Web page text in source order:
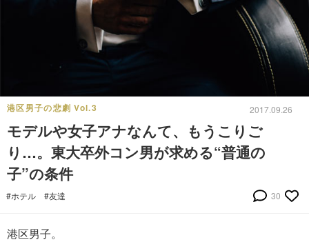
港区男子の悲劇 Vol.3 2017.09.26
モデルや女子アナなんて、もうこりご
り…。東大卒外コン男が求める“普通の
子”の条件
#ホテル #友達 30
港区男子。